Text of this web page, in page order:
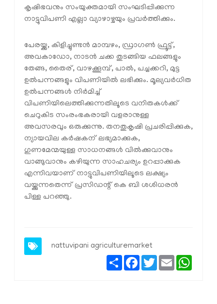
കൃഷിഭവനും സംയുക്തമായി സംഘടിപ്പിക്കുന്ന
നാട്ടുവിപണി എല്ലാ വ്യാഴാഴ്ചയും പ്രവര്‍ത്തിക്കും.
പേരയ്ക്ക, കിളിച്ചുണ്ടന്‍ മാമ്പഴം, ഡ്രാഗണ്‍ ഫ്രൂട്ട്,
അവകാഡോ, നാടന്‍ ചക്ക തുടങ്ങിയ ഫലങ്ങളും
തേങ്ങ, തൈര്, വാഴക്കൂമ്പ്, പാല്‍, പച്ചക്കറി, മുട്ട
ഉല്‍പന്നങ്ങളും വിപണിയില്‍ ലഭിക്കും. മൂല്യവര്‍ധിത
ഉല്‍പന്നങ്ങള്‍ നിര്‍മിച്ച്
വിപണിയിലെത്തിക്കുന്നതിലൂടെ വനിതകള്‍ക്ക്
ചെറുകിട സംരംഭകരായി വളരാനുള്ള
അവസരവും ഒരുക്കുന്നു. തനതുകൃഷി പ്രചരിപ്പിക്കുക,
ന്യായവില കര്‍ഷകന് ലഭ്യമാക്കുക,
ഗുണമേന്മയുള്ള സാധനങ്ങള്‍ വില്‍ക്കുവാനും
വാങ്ങുവാനും കഴിയുന്ന സാഹചര്യം ഉറപ്പാക്കുക
എന്നിവയാണ് നാട്ടുവിപണിയിലൂടെ ലക്ഷ്യം
വയ്ക്കുന്നതെന്ന് പ്രസിഡന്റ് കെ ബി ശശിധരന്‍
പിള്ള പറഞ്ഞു.
nattuvipani agriculturemarket
ShareFacebook
TwitterEmail